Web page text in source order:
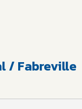
/ Fabreville